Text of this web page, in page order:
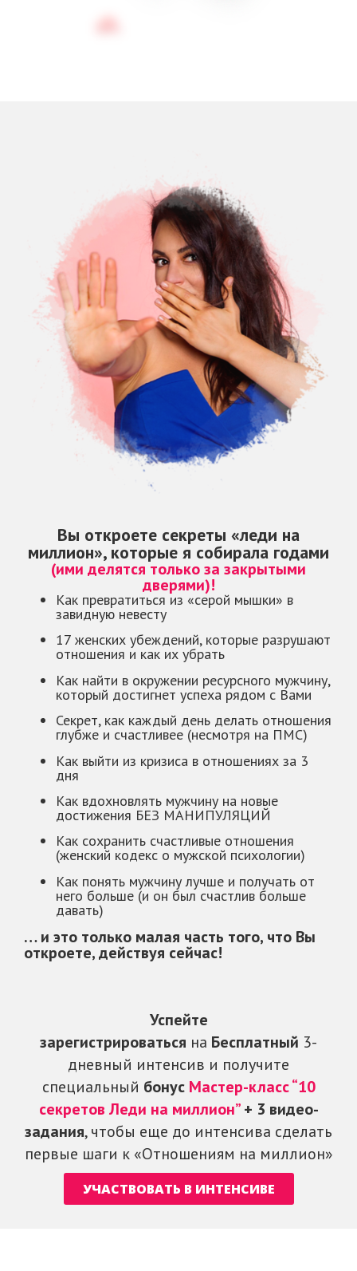
Вы откроете секреты «леди на
миллион», которые я собирала годами
(ими делятся только за закрытыми
дверями)!
Как превратиться из «серой мышки» в
завидную невесту
17 женских убеждений, которые разрушают
отношения и как их убрать
Как найти в окружении ресурсного мужчину,
который достигнет успеха рядом с Вами
Секрет, как каждый день делать отношения
глубже и счастливее (несмотря на ПМС)
Как выйти из кризиса в отношениях за 3
дня
Как вдохновлять мужчину на новые
достижения БЕЗ МАНИПУЛЯЦИЙ
Как сохранить счастливые отношения
(женский кодекс о мужской психологии)
Как понять мужчину лучше и получать от
него больше (и он был счастлив больше
давать)
… и это только малая часть того, что Вы
откроете, действуя сейчас!
Успейте
зарегистрироваться на Бесплатный 3-
дневный интенсив и получите
специальный бонус Мастер-класс “10
секретов Леди на миллион”+ 3 видео-
задания, чтобы еще до интенсива сделать
первые шаги к «Отношениям на миллион»
УЧАСТВОВАТЬ В ИНТЕНСИВЕ